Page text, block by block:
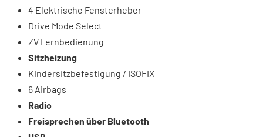
4 Elektrische Fensterheber
Drive Mode Select
ZV Fernbedienung
Sitzheizung
Kindersitzbefestigung / ISOFIX
6 Airbags
Radio
Freisprechen über Bluetooth